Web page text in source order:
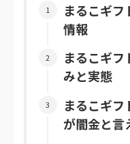
まるこギ
情報
まるこギ
みと実態
まるこギ
が闇金と言